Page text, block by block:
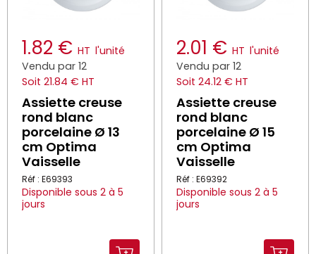
1.82 € HT l'unité
Vendu par 12
Soit 21.84 € HT
Assiette creuse
rond blanc
porcelaine Ø 13
cm Optima
Vaisselle
Réf : E69393
Disponible sous 2 à 5
jours
2.01 € HT l'unité
Vendu par 12
Soit 24.12 € HT
Assiette creuse
rond blanc
porcelaine Ø 15
cm Optima
Vaisselle
Réf : E69392
Disponible sous 2 à 5
jours